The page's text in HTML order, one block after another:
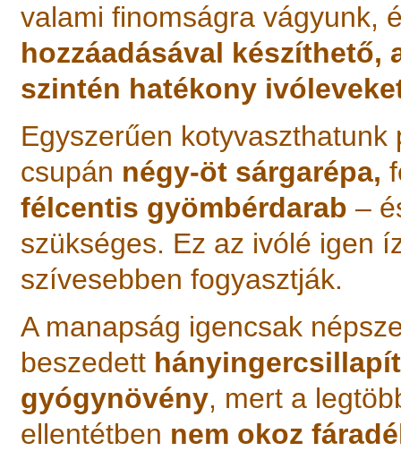
valami finomságra vágyunk,
hozzáadásával készíthető,
szintén hatékony
Egyszerűen
csupán négy-öt sárgarépa,
félcentis gyömbérdarab –
szükséges. Ez az ivólé igen
szívesebben fogyasztják.
A manapság igencsak
beszedett
gyógynövény, mert a
ellentétben nem okoz